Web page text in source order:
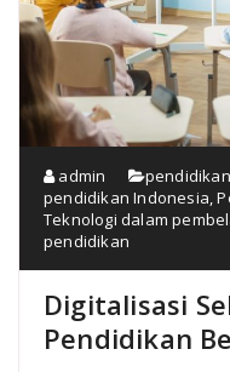
admin pendidikan
pendidikan Indonesia,
Teknologi dalam
pendidikan
Digitalisasi
Pendidikan